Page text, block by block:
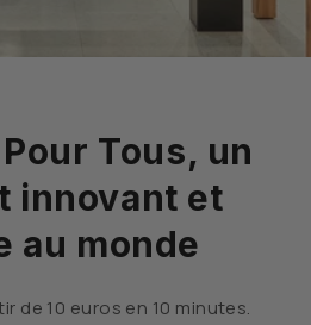
Tous, un
innovant et
au monde
de 10 euros en 10 minutes.